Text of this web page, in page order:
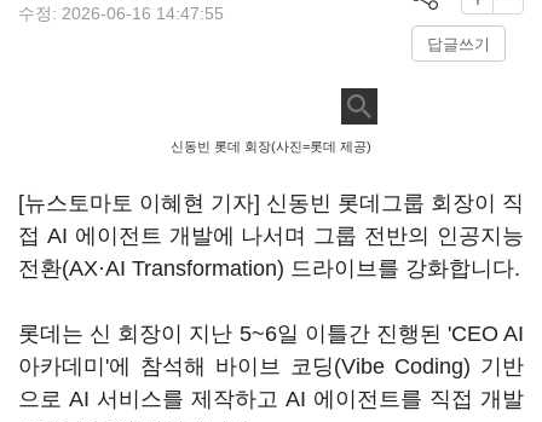
수정: 2026-06-16 14:47:55
답글쓰기
신동빈 롯데 회장(사진=롯데 제공)
[뉴스토마토 이혜현 기자] 신동빈 롯데그룹 회장이 직
접 AI 에이전트 개발에 나서며 그룹 전반의 인공지능
전환(AX·AI Transformation) 드라이브를 강화합니다.
롯데는 신 회장이 지난 5~6일 이틀간 진행된 'CEO AI
아카데미'에 참석해 바이브 코딩(Vibe Coding) 기반
으로 AI 서비스를 제작하고 AI 에이전트를 직접 개발